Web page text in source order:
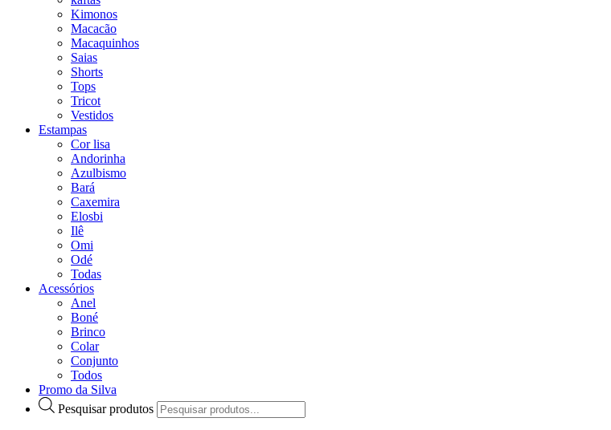
Kimonos
Macacão
Macaquinhos
Saias
Shorts
Tops
Tricot
Vestidos
Estampas
Cor lisa
Andorinha
Azulbismo
Bará
Caxemira
Elosbi
Ilê
Omi
Odé
Todas
Acessórios
Anel
Boné
Brinco
Colar
Conjunto
Todos
Promo da Silva
Pesquisar produtos